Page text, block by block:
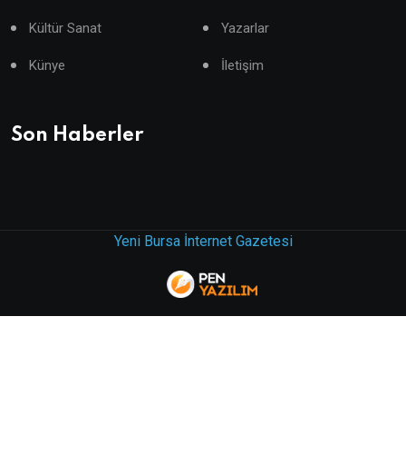
Kültür Sanat Yazarlar
Künye İletişim
Son Haberler
Yeni Bursa İnternet Gazetesi